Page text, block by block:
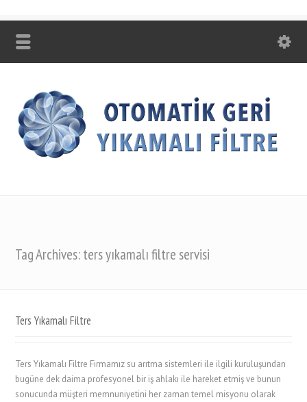
Tag Archives: ters yıkamalı filtre servisi
Ters Yıkamalı Filtre
Ters Yıkamalı Filtre Firmamız su arıtma sistemleri ile ilgili kuruluşundan
bugüne dek daima profesyonel bir iş ahlakı ile hareket etmiş ve bunun
sonucunda müşteri memnuniyetini her zaman temel misyonu olarak